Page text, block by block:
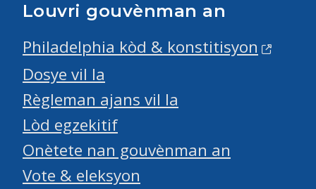
Louvri gouvènman an
Philadelphia kòd & konstitisyon
Dosye vil la
Règleman ajans vil la
Lòd egzekitif
Onètete nan gouvènman an
Vote & eleksyon